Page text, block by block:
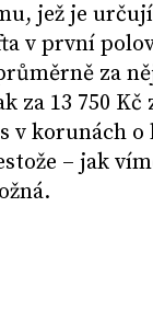
jež je
v první
za
za 13 750 Kč
v korunách o
– jak